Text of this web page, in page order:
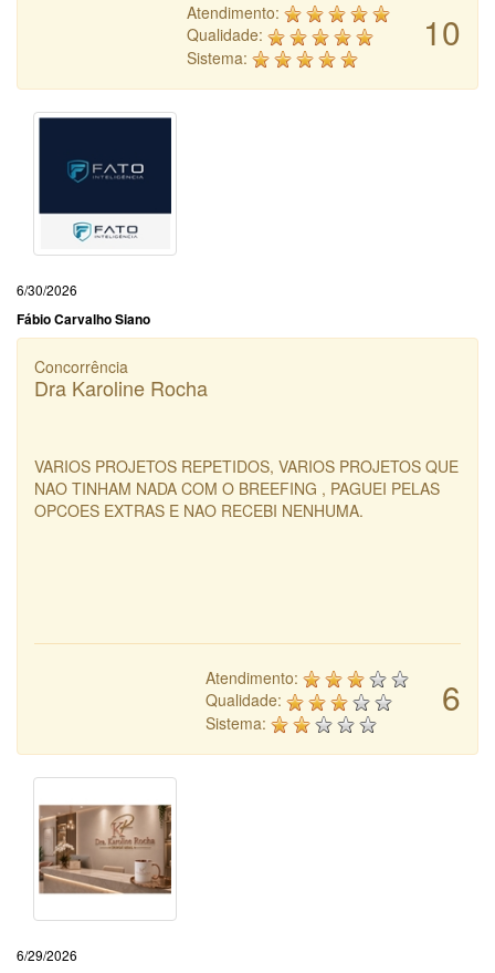
10
Atendimento:
Qualidade:
Sistema:
6/30/2026
Fábio Carvalho Siano
Concorrência
Dra Karoline Rocha
VARIOS PROJETOS REPETIDOS, VARIOS PROJETOS QUE
NAO TINHAM NADA COM O BREEFING , PAGUEI PELAS
OPCOES EXTRAS E NAO RECEBI NENHUMA.
6
Atendimento:
Qualidade:
Sistema:
6/29/2026